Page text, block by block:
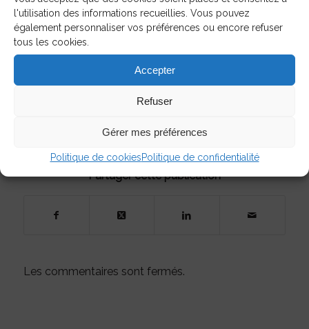
l'utilisation des informations recueillies. Vous pouvez
également personnaliser vos préférences ou encore refuser
tous les cookies.
Accepter
Refuser
Gérer mes préférences
Politique de cookiesPolitique de confidentialité
Consulter le bilan simplifié.
bassin de la rivière Chaudière.
13/12/2022
Partager cette publication
Les commentaires sont fermés.